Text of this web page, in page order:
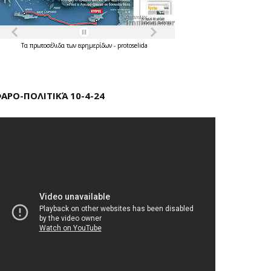
Τα πρωτοσέλιδατων εφημερίδων - protoselida
ΠΟΛΙΤΙΚΆ 10-4-24